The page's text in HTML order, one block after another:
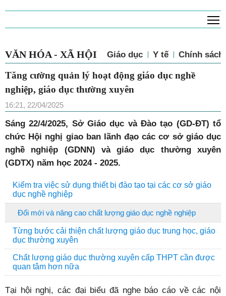
VĂN HÓA - XÃ HỘI Giáo dục Y tế Chính sách
Tăng cường quản lý hoạt động giáo dục nghề
nghiệp, giáo dục thường xuyên
16:21, 22/04/2025
Sáng 22/4/2025, Sở Giáo dục và Đào tạo (GD-ĐT) tổ
chức Hội nghị giao ban lãnh đạo các cơ sở giáo dục
nghề nghiệp (GDNN) và giáo dục thường xuyên
(GDTX) năm học 2024 - 2025.
Kiểm tra việc sử dụng thiết bị đào tạo tại các cơ sở giáo
dục nghề nghiệp
Đổi mới và nâng cao chất lượng giáo dục nghề nghiệp
Từng bước cải thiện chất lượng giáo dục trung học, giáo
dục thường xuyên
Chất lượng giáo dục thường xuyên cấp THPT cần được
quan tâm hơn nữa
Tại hội nghị, các đại biểu đã nghe báo cáo về các nội